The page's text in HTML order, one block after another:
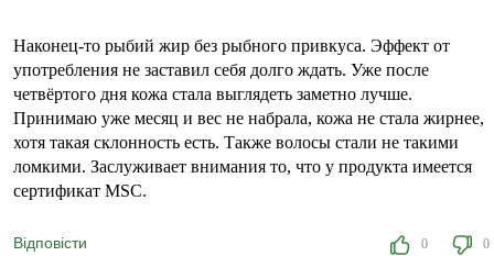
Наконец-то рыбий жир без рыбного привкуса. Эффект от
употребления не заставил себя долго ждать. Уже после
четвёртого дня кожа стала выглядеть заметно лучше.
Принимаю уже месяц и вес не набрала, кожа не стала жирнее,
хотя такая склонность есть. Также волосы стали не такими
ломкими. Заслуживает внимания то, что у продукта имеется
сертификат MSC.
Відповісти 0 0